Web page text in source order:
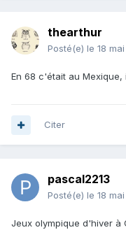
thearthur
Posté(e) le 18
En 68 c'était au
Citer
pascal2213
Posté(e) le 18
Jeux olympique d'hiver à